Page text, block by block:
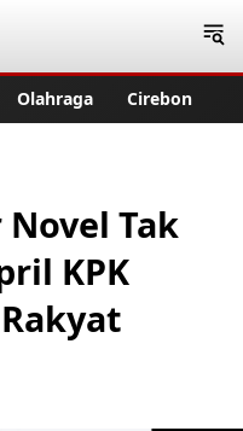
Olahraga Cirebon
Novel Tak
KPK